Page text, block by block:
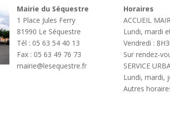
Mairie du Séquestre
1 Place Jules Ferry
81990 Le Séquestre
Tél : 05 63 54 40 13
Fax : 05 63 49 76 73
mairie@lesequestre.fr
Horaires
ACCUEIL
Lundi, mardi
Vendredi :
Sur rendez-
SERVICE
Lundi, mardi,
Autres